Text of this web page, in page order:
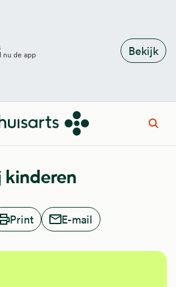
nu de app Bekijk
kinderen
Print E-mail